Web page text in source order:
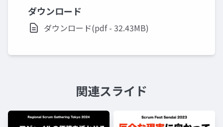
ダウンロード
ダウンロード(pdf - 32.43MB)
関連スライド